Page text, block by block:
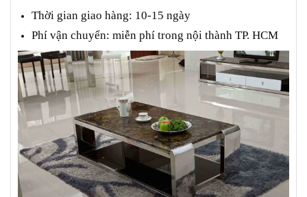
Thời gian giao hàng: 10-15 ngày
Phí vận chuyển: miễn phí trong nội thành TP. HCM